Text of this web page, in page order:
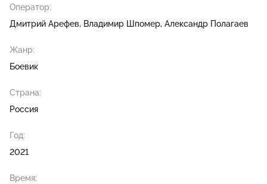
Оператор:
Дмитрий Арефев
Владимир Шпомер Александр Полагаев
Жанр:
Боевик
Страна:
Россия
Год:
2021
Время: